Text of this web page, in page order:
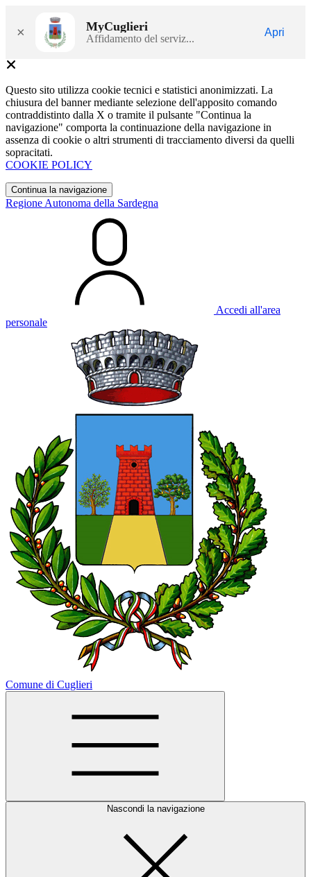
× MyCuglieri
Affidamento del serviz...
Apri
Questo sito utilizza cookie tecnici e statistici anonimizzati. La
chiusura del banner mediante selezione dell'apposito comando
contraddistinto dalla X o tramite il pulsante "Continua la
navigazione" comporta la continuazione della navigazione in
assenza di cookie o altri strumenti di tracciamento diversi da quelli
sopracitati.
COOKIE POLICY
Continua la navigazione
Regione Autonoma della Sardegna
Accedi all'area
personale
Comune di Cuglieri
Nascondi la navigazione